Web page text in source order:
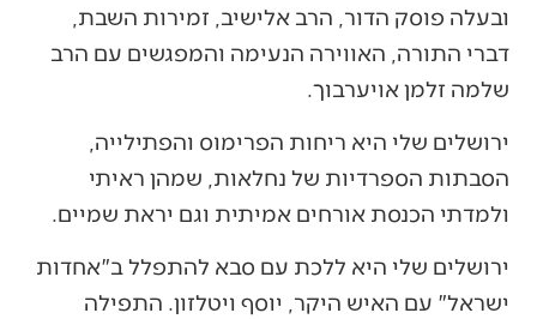
ובעלה פוסק הדור, הרב אלישיב, זמירות השבת,
דברי התורה, האווירה הנעימה והמפגשים עם הרב
שלמה זלמן אויערבוך.
ירושלים שלי היא ריחות הפרימוס והפתילייה,
הסבתות הספרדיות של נחלאות, שמהן ראיתי
ולמדתי הכנסת אורחים אמיתית וגם יראת שמיים.
ירושלים שלי היא ללכת עם סבא להתפלל ב"אחדות
ישראל" עם האיש היקר, יוסף ויטלזון. התפילה